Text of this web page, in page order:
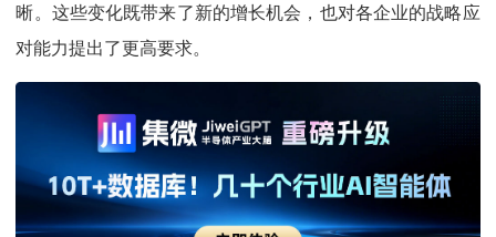
晰。这些变化既带来了新的增长机会，也对各企业的战略应
对能力提出了更高要求。